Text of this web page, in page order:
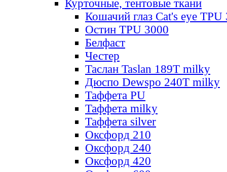
Курточные, тентовые ткани
Кошачий глаз Cat's eye TPU
Остин TPU 3000
Белфаст
Честер
Таслан Taslan 189T milky
Дюспо Dewspo 240T milky
Таффета PU
Таффета milky
Таффета silver
Оксфорд 210
Оксфорд 240
Оксфорд 420